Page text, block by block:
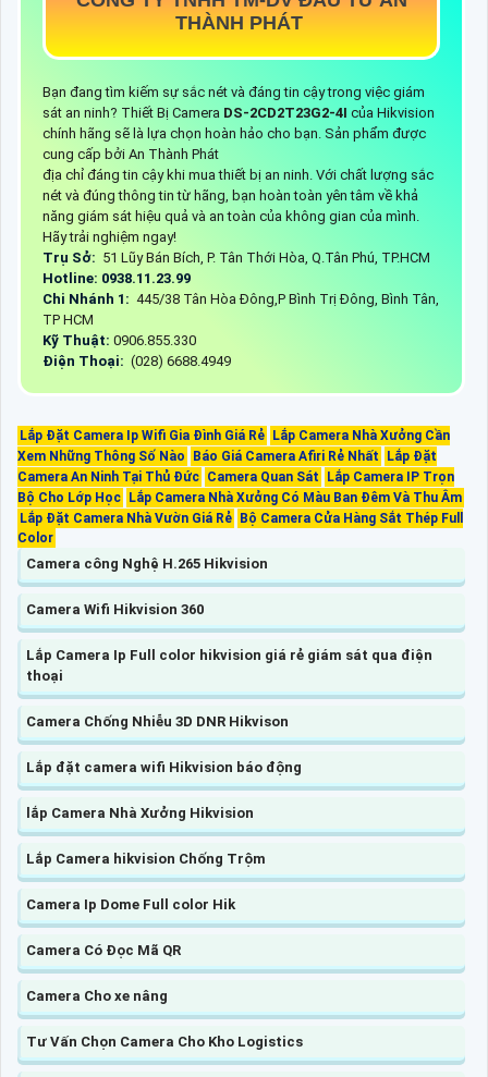
THÀNH PHÁT
Bạn đang tìm kiếm sự sắc nét và đáng tin cậy trong việc giám
sát an ninh? Thiết Bị Camera DS-2CD2T23G2-4I của Hikvision
chính hãng sẽ là lựa chọn hoàn hảo cho bạn. Sản phẩm được
cung cấp bởi An Thành Phát
địa chỉ đáng tin cậy khi mua thiết bị an ninh. Với chất lượng sắc
nét và đúng thông tin từ hãng, bạn hoàn toàn yên tâm về khả
năng giám sát hiệu quả và an toàn của không gian của mình.
Hãy trải nghiệm ngay!
Trụ Sở: 51 Lũy Bán Bích, P. Tân Thới Hòa, Q.Tân Phú, TP.HCM
Hotline: 0938.11.23.99
Chi Nhánh 1: 445/38 Tân Hòa Đông,P Bình Trị Đông, Bình Tân,
TP HCM
Kỹ Thuật: 0906.855.330
Điện Thoại: (028) 6688.4949
Lắp Đặt Camera Ip Wifi Gia Đình Giá Rẻ Lắp Camera Nhà Xưởng Cần
Xem Những Thông Số Nào
Báo Giá Camera Afiri Rẻ Nhất
Lắp Đặt
Camera An Ninh Tại Thủ Đức Camera Quan Sát
Lắp Camera IP Trọn
Bộ Cho Lớp Học Lắp Camera Nhà Xưởng Có Màu Ban Đêm Và Thu Âm
Lắp Đặt Camera Nhà Vườn Giá Rẻ Bộ Camera Cửa Hàng Sắt Thép Full
Color
Camera công Nghệ H.265 Hikvision
Camera Wifi Hikvision 360
Lắp Camera Ip Full color hikvision giá rẻ giám sát qua điện
thoại
Camera Chống Nhiễu 3D DNR Hikvison
Lắp đặt camera wifi Hikvision báo động
lắp Camera Nhà Xưởng Hikvision
Lắp Camera hikvision Chống Trộm
Camera Ip Dome Full color Hik
Camera Có Đọc Mã QR
Camera Cho xe nâng
Tư Vấn Chọn Camera Cho Kho Logistics